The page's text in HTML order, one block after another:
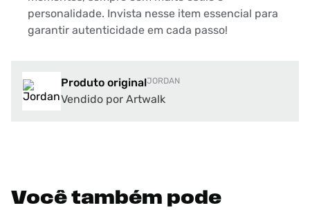
personalidade. Invista nesse item essencial para
garantir autenticidade em cada passo!
Produto originalJORDAN
Vendido por Artwalk
Você também pode